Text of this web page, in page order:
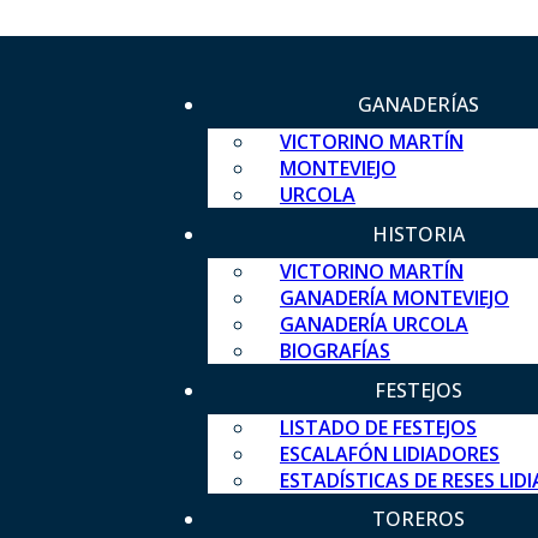
GANADERÍAS
VICTORINO MARTÍN
MONTEVIEJO
URCOLA
HISTORIA
VICTORINO MARTÍN
GANADERÍA MONTEVIEJO
GANADERÍA URCOLA
BIOGRAFÍAS
FESTEJOS
LISTADO DE FESTEJOS
ESCALAFÓN LIDIADORES
ESTADÍSTICAS DE RESES
TOREROS